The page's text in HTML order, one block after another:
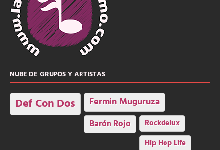
NUBE DE GRUPOS Y ARTISTAS
Def Con Dos Fermin Muguruza
Barón Rojo Rockdelux
Hip Hop Life